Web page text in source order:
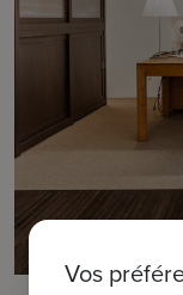
Vos